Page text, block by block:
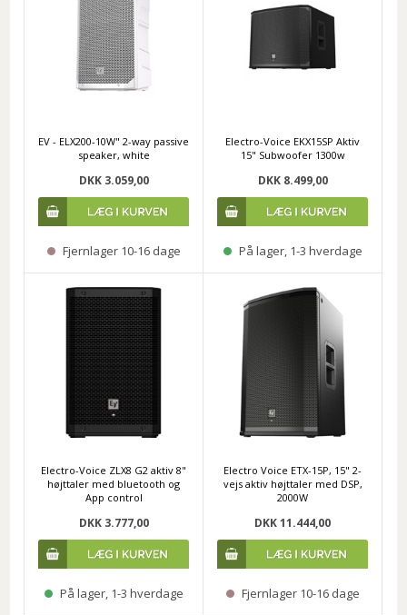
EV - ELX200-10W" 2-way passive
speaker, white
DKK 3.059,00
Fjernlager 10-16 dage
Electro-Voice EKX15SP Aktiv
15" Subwoofer 1300w
DKK 8.499,00
På lager, 1-3 hverdage
Electro-Voice ZLX8 G2 aktiv 8"
højttaler med bluetooth og
App control
DKK 3.777,00
På lager, 1-3 hverdage
Electro Voice ETX-15P, 15" 2-
vejs aktiv højttaler med DSP,
2000W
DKK 11.444,00
Fjernlager 10-16 dage